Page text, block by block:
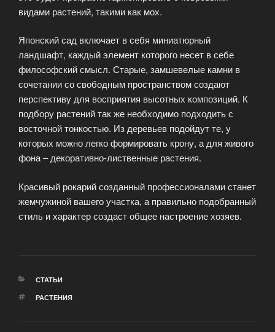
видами растений, такими как мох.
Японский сад включает в себя миниатюрный
ландшафт, каждый элемент которого несет в себе
философский смысл. Старые, замшевелые камни в
сочетании со свободным пространством создают
перспективу для восприятия высотных композиций. К
подбору растений так же необходимо подходить с
восточной тонкостью. Из деревьев подойдут те, у
которых можно легко формировать крону, а для живого
фона – декоративно-лиственные растения.
Красивый рокарий созданный профессионалами станет
жемчужиной вашего участка, а правильно подобранный
стиль и характер создаст общее настроение хозяев.
РУБРИКИ
СТАТЬИ
МЕТКИ
РАСТЕНИЯ